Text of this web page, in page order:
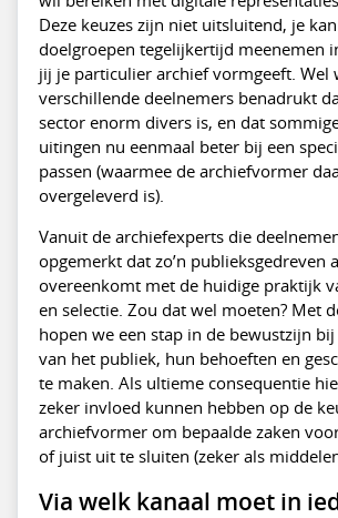
Deze keuzes zijn niet uitsluitend, je
doelgroepen tegelijkertijd meenemen
jij je particulier archief vormgeeft. Wel
verschillende deelnemers benadrukt
sector enorm divers is, en dat
uitingen nu eenmaal beter bij een
passen (waarmee de archiefvormer
overgeleverd is).
Vanuit de archiefexperts die
opgemerkt dat zo’n publieksgedreven
overeenkomt met de huidige praktijk
en selectie. Zou dat wel moeten? Met
hopen we een stap in de bewustzijn
van het publiek, hun behoeften en
te maken. Als ultieme consequentie
zeker invloed kunnen hebben op de
archiefvormer om bepaalde zaken
of juist uit te sluiten (zeker als
Via welk kanaal moet in